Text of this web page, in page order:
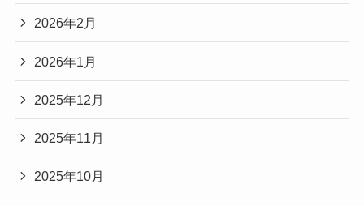
2026年2月
2026年1月
2025年12月
2025年11月
2025年10月